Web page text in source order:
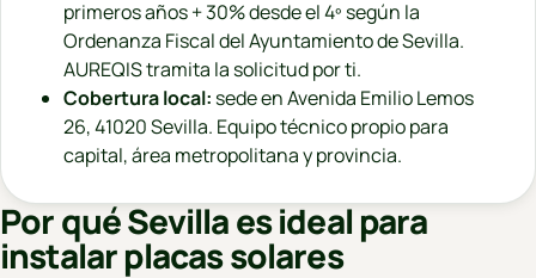
primeros años + 30% desde el 4º según la
Ordenanza Fiscal del Ayuntamiento de Sevilla.
AUREQIS tramita la solicitud por ti.
Cobertura local: sede en Avenida Emilio Lemos
26, 41020 Sevilla. Equipo técnico propio para
capital, área metropolitana y provincia.
Por qué Sevilla es ideal para
instalar placas solares